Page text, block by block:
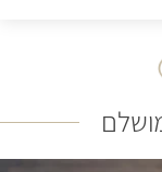
מומלץ
עם הדיאטנית